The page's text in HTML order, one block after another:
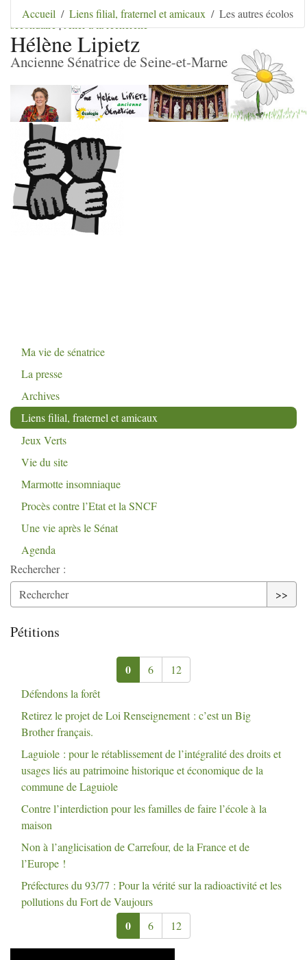
Aller au contenu Aller au menu |
Aller au menu
secondaire|Aller à la recherche
Hélène Lipietz
Ancienne Sénatrice de Seine-et-Marne
Accueil Liens filial, fraternel et amicaux Les autres écolos
Ma vie de sénatrice
La presse
Archives
Liens filial, fraternel et amicaux
Jeux Verts
Vie du site
Marmotte insomniaque
Procès contre l’Etat et la SNCF
Une vie après le Sénat
Agenda
Rechercher :
>>
Pétitions
0 6
12
Défendons la forêt
Retirez le projet de Loi Renseignement : c’est un Big
Brother français.
Laguiole : pour le rétablissement de l’intégralité des droits et
usages liés au patrimoine historique et économique de la
commune de Laguiole
Contre l’interdiction pour les familles de faire l’école à la
maison
Non à l’anglicisation de Carrefour, de la France et de
l’Europe !
Préfectures du 93/77 : Pour la vérité sur la radioactivité et les
pollutions du Fort de Vaujours
0 6 12